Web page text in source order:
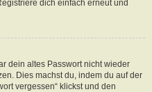
dich einfach erneut und
dein altes Passwort nicht wieder
Dies machst du, indem du auf der
vergessen“ klickst und den